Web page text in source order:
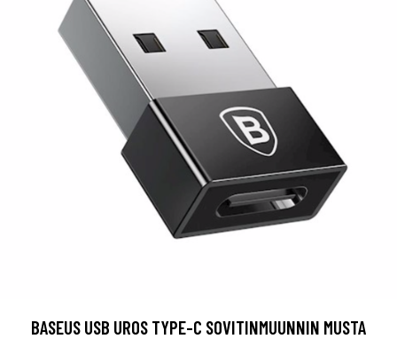
BASEUS USB UROS TYPE-C SOVITINMUUNNIN MUSTA